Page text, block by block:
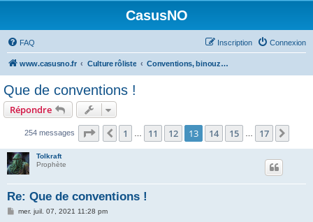
CasusNO
FAQ Connexion
Inscription
www.casusno.fr Culture rôliste Conventions, binouzes et recherche de joueurs
Que de conventions !
Répondre
254 messages Page 13 sur 17
Précédent
1 11 12 13 14 15 17
Tolkraft
Prophète
Re: Que de conventions !
Mmer. juil. 07, 2021 11:28 pm